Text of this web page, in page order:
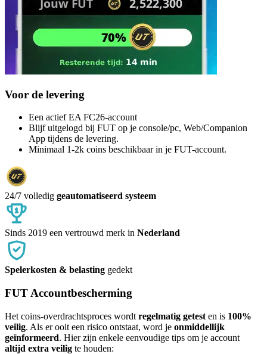
Voor de levering
Een actief EA FC26-account
Blijf uitgelogd bij FUT op je console/pc, Web/Companion
App tijdens de levering.
Minimaal 1-2k coins beschikbaar in je FUT-account.
24/7 volledig geautomatiseerd systeem
Sinds 2019 een vertrouwd merk in Nederland
Spelerkosten & belasting gedekt
FUT Accountbescherming
Het coins-overdrachtsproces wordt regelmatig getest en is 100%
veilig. Als er ooit een risico ontstaat, word je onmiddellijk
geïnformeerd. Hier zijn enkele eenvoudige tips om je account
altijd extra veilig te houden: